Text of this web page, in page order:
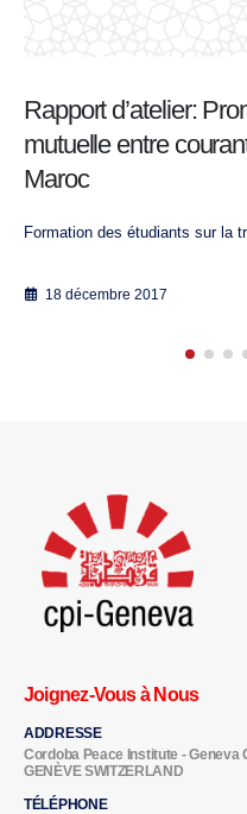
Rapport d’atelier :
à l’atténuation de la
universités marocaines
Formation des étudiants sur la
23 avril 2018
Joignez-Vous à Nous
ADDRESSE
Cordoba Peace Institute - Geneva
GENÈVE SWITZERLAND
TÉLÉPHONE